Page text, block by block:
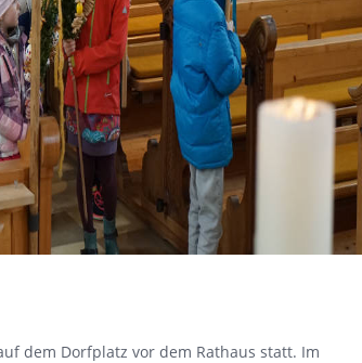
dem Dorfplatz vor dem Rathaus statt. Im